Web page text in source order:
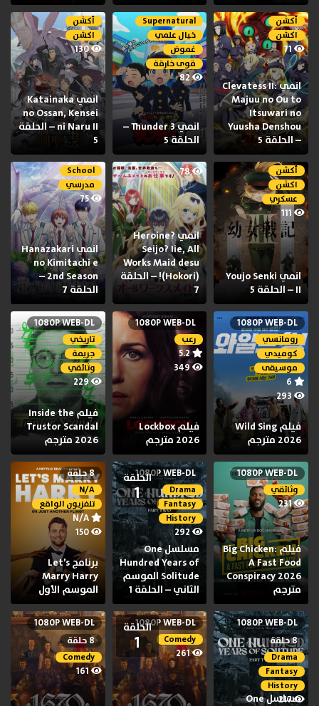
أكشن
اكشن
71
انمي Clevatess II:
Majuu no Ou to
Itsuwari no
Yuusha Denshou
– الحلقة 5
Supernatural
خيال علمي
غموض
قوى خارقة
82
انمي Thunder 3 –
الحلقة 5
أكشن
اكشن
130
انمي Katainaka
no Ossan, Kensei
ni Naru II – الحلقة
5
أكشن
اكشن
عسكري
انمي Youjo Senki
II – الحلقة 5
78
انمي Heroine?
Seijo? Iie, All
Works Maid desu
(Hokori)! – الحلقة
7
School
مدرسي
75
انمي Hanazakari
no Kimitachi e
2nd Season –
الحلقة 7
1080P WEB-DL
رومانسي
كوميدي
موسيقى
293
فيلم Wild Sing
2026 مترجم
1080P WEB-DL
رعب
5.2
349
فيلم Lockbox
2026 مترجم
1080P WEB-DL
تاريخي
جريمة
وثائقي
229
فيلم Inside the
Trustor Scandal
2026 مترجم
1080P WEB-DL
وثائقي
231
فيلم Big Chicken:
A Fast Food
Conspiracy 2026
مترجم
الحلقة
1
1080P WEB-DL
Drama
Fantasy
History
292
مسلسل One
Hundred Years of
Solitude الموسم
الثاني – الحلقة 1
8 حلقة
N/A
تلفزيون الواقع
N/A
150
برنامج Let’s
Marry Harry
الموسم الأول
1080P WEB-DL
8 حلقة
Drama
Fantasy
History
217
مسلسل One
الحلقة
1
1080P WEB-DL
Comedy
261
1080P WEB-DL
8 حلقة
Comedy
161